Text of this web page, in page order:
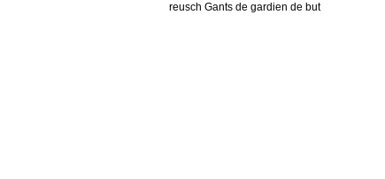
reusch Gants de gardien de but